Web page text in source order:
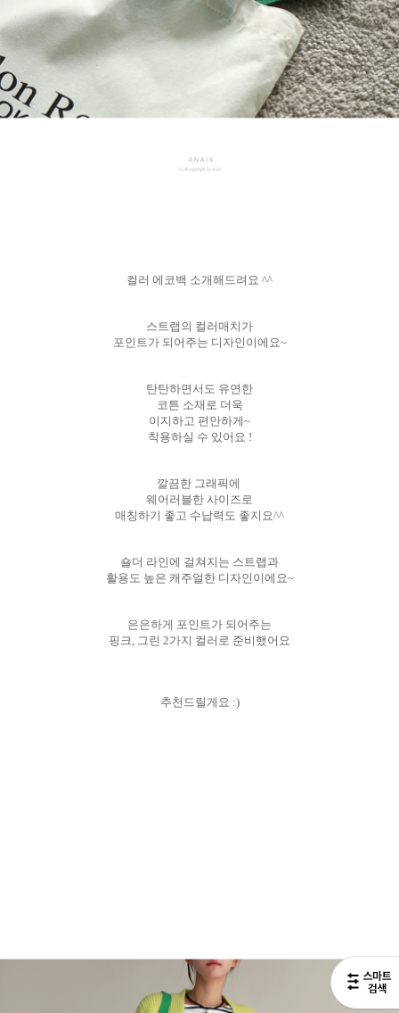
컬러 에코백 소개해드려요 ^^
스트랩의 컬러매치가
포인트가 되어주는 디자인이에요~
탄탄하면서도 유연한
코튼 소재로 더욱
이지하고 편안하게~
착용하실 수 있어요 !
깔끔한 그래픽에
웨어러블한 사이즈로
매칭하기 좋고 수납력도 좋지요^^
숄더 라인에 걸쳐지는 스트랩과
활용도 높은 캐주얼한 디자인이에요~
은은하게 포인트가 되어주는
핑크, 그린 2가지 컬러로 준비했어요
추천드릴게요 :)